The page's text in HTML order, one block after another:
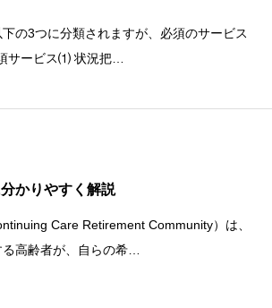
の3つに分類されますが、必須のサービス
サービス⑴ 状況把…
かりやすく解説
Care Retirement Community）は、
高齢者が、自らの希…